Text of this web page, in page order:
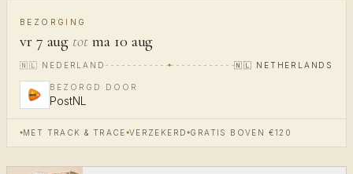
BEZORGING
vr 7 aug tot ma 10 aug
🇳🇱 NEDERLAND 🇳🇱 NETHERLANDS
BEZORGD DOOR
PostNL
MET TRACK & TRACE VERZEKERD GRATIS BOVEN €120